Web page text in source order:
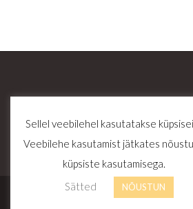
Kontakt Tellimustingimused
Sellel veebilehel kasutatakse
Veebilehe kasutamist jätkates
küpsiste kasutamisega.
Sätted
NÕUSTUN